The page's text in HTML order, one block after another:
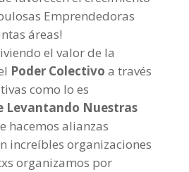
Emprendedoras
áreas!
el valor de la
Poder Colectivo a través
como lo es
Levantando Nuestras
hacemos alianzas
increíbles organizaciones
organizamos por